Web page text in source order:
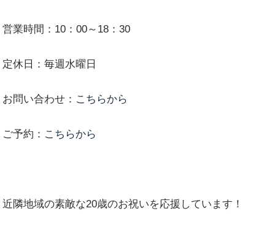
営業時間：10：00～18：30
定休日：毎週水曜日
お問い合わせ： こちらから
ご予約： こちらから
近隣地域の素敵な20歳のお祝いを応援しています！